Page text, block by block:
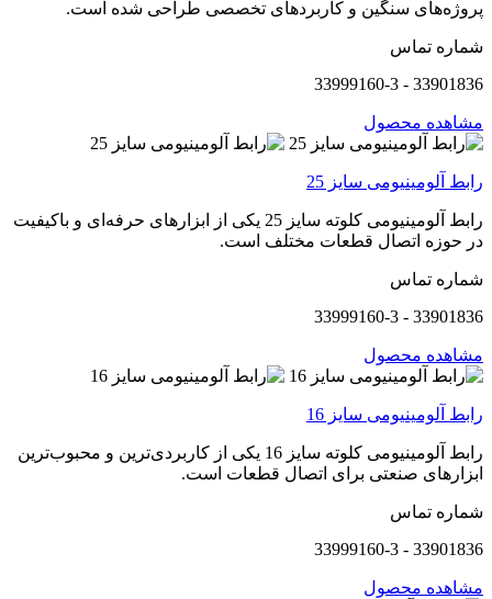
پروژه‌های سنگین و کاربردهای تخصصی طراحی شده است.
شماره تماس
33901836 - 33999160-3
مشاهده محصول
رابط آلومینیومی سایز 25
رابط آلومینیومی کلوته سایز 25 یکی از ابزارهای حرفه‌ای و باکیفیت
در حوزه اتصال قطعات مختلف است.
شماره تماس
33901836 - 33999160-3
مشاهده محصول
رابط آلومینیومی سایز 16
رابط آلومینیومی کلوته سایز 16 یکی از کاربردی‌ترین و محبوب‌ترین
ابزارهای صنعتی برای اتصال قطعات است.
شماره تماس
33901836 - 33999160-3
مشاهده محصول